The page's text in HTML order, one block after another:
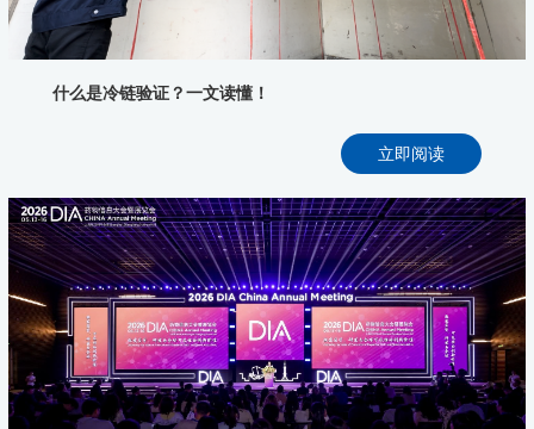
什么是冷链验证？一文读懂！
立即阅读